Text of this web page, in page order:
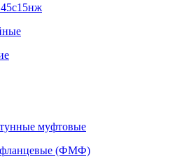
муфтовые
фланцевые (ФМФ)